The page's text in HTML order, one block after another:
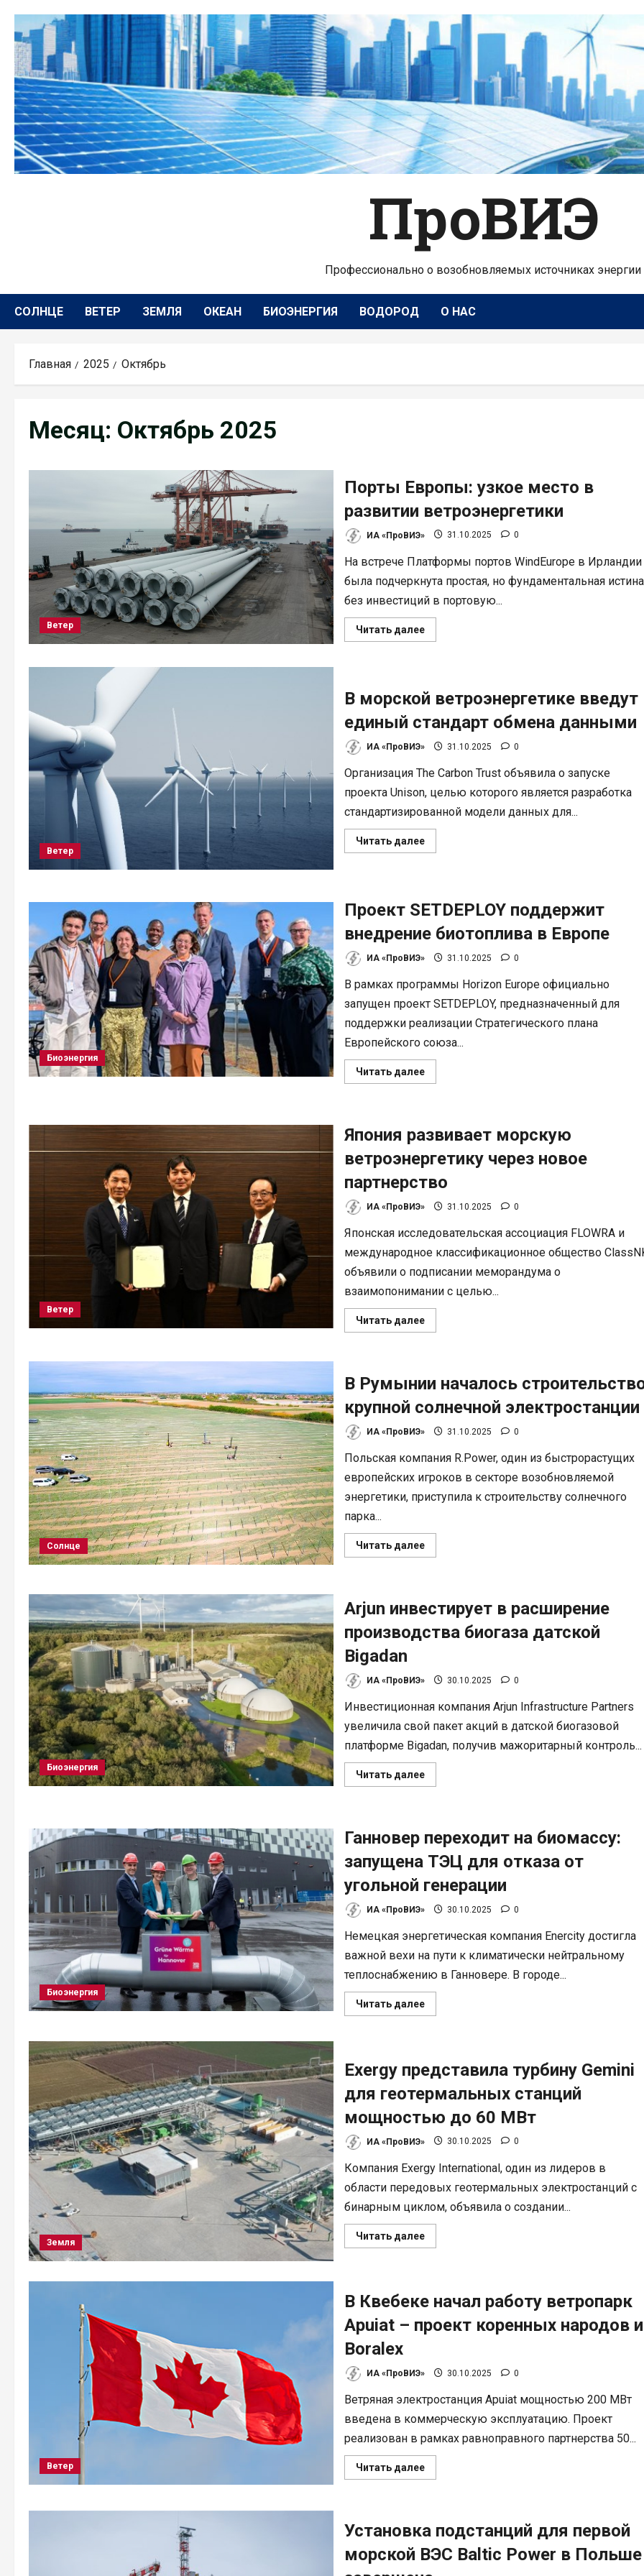
содержимому
ПроВИЭ
Профессионально о возобновляемых источниках энергии
СОЛНЦЕ ВЕТЕР ЗЕМЛЯ ОКЕАН БИОЭНЕРГИЯ ВОДОРОД О НАС
Главная 2025 Октябрь
Месяц: Октябрь 2025
Ветер
Порты Европы: узкое место в
развитии ветроэнергетики
ИА «ПроВИЭ» 31.10.2025 0
На встрече Платформы портов WindEurope в Ирландии
была подчеркнута простая, но фундаментальная
без инвестиций в портовую...
Читать далееПрочитать
больше
место
в
развитии
ветроэнергетики
Ветер
В морской ветроэнергетике введут
единый стандарт обмена данными
ИА «ПроВИЭ» 31.10.2025 0
Организация The Carbon Trust объявила о запуске
проекта Unison, целью которого является разработка
стандартизированной модели данных для...
Читать далееПрочитать
больше
единый
обмена
данными
Биоэнергия
Проект SETDEPLOY поддержит
внедрение биотоплива в Европе
ИА «ПроВИЭ» 31.10.2025 0
В рамках программы Horizon Europe официально
запущен проект SETDEPLOY, предназначенный для
поддержки реализации Стратегического плана
Европейского союза...
Читать далееПрочитать
больше
внедрение
биотоплива
Европе
Ветер
Япония развивает морскую
ветроэнергетику через новое
партнерство
ИА «ПроВИЭ» 31.10.2025 0
Японская исследовательская ассоциация FLOWRA и
международное классификационное общество
объявили о подписании меморандума о
взаимопонимании с целью...
Читать далееПрочитать
больше
ветроэнергетику
через
партнерство
Солнце
В Румынии началось
крупной солнечной электростанции
ИА «ПроВИЭ» 31.10.2025 0
Польская компания R.Power, один из быстрорастущих
европейских игроков в секторе возобновляемой
энергетики, приступила к строительству солнечного
парка...
Читать далееПрочитать
больше
строительство
крупной
солнечной
электростанции
Биоэнергия
Arjun инвестирует в расширение
производства биогаза датской
Bigadan
ИА «ПроВИЭ» 30.10.2025 0
Инвестиционная компания Arjun Infrastructure Partners
увеличила свой пакет акций в датской биогазовой
платформе Bigadan, получив мажоритарный контроль...
Читать далееПрочитать
больше
расширение
производства
биогаза
датской
Биоэнергия
Ганновер переходит на биомассу:
запущена ТЭЦ для отказа от
угольной генерации
ИА «ПроВИЭ» 30.10.2025 0
Немецкая энергетическая компания Enercity достигла
важной вехи на пути к климатически нейтральному
теплоснабжению в Ганновере. В городе...
Читать далееПрочитать
больше
биомассу:
запущена
для
отказа
от
угольной
генерации
Земля
Exergy представила турбину Gemini
для геотермальных станций
мощностью до 60 МВт
ИА «ПроВИЭ» 30.10.2025 0
Компания Exergy International, один из лидеров в
области передовых геотермальных электростанций с
бинарным циклом, объявила о создании...
Читать далееПрочитать
больше
Gemini
для
станций
мощностью
МВт
Ветер
В Квебеке начал работу ветропарк
Apuiat – проект коренных народов и
Boralex
ИА «ПроВИЭ» 30.10.2025 0
Ветряная электростанция Apuiat мощностью 200 МВт
введена в коммерческую эксплуатацию. Проект
реализован в рамках равноправного партнерства 50...
Читать далееПрочитать
больше
работу
ветропарк
Apuiat
–
Установка подстанций для первой
морской ВЭС Baltic Power в Польше